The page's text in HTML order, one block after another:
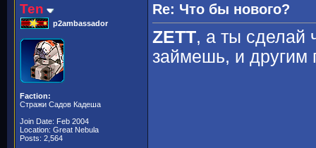
Ten
p2ambassador
Faction:
Стражи Садов Кадеша
Join Date: Feb 2004
Location: Great Nebula
Posts: 2,564
Re: Что бы нового?
ZETT, а ты сделай
займешь, и другим